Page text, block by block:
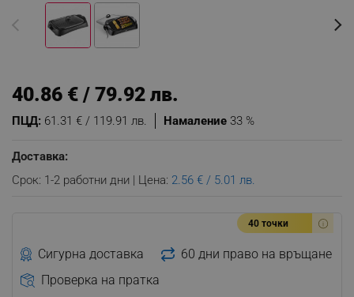
Намаление 33 %
ПЦД: 61.31 € / 119.91 лв.
40.86 € / 79.92 лв.
Доставка:
Срок: 1-2 работни дни | Цена: 2.56 € / 5.01 лв.
40 точки
Сигурна доставка
60 дни право на връщане
Проверка на пратка